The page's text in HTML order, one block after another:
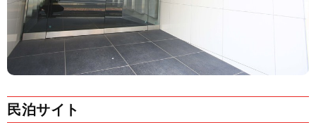
民泊サイト